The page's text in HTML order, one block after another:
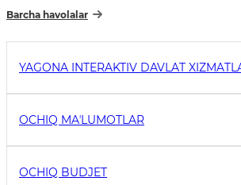
Barcha havolalar
YAGONA INTERAKTIV DAVLAT
OCHIQ MAʼLUMOTLAR
OCHIQ BUDJET